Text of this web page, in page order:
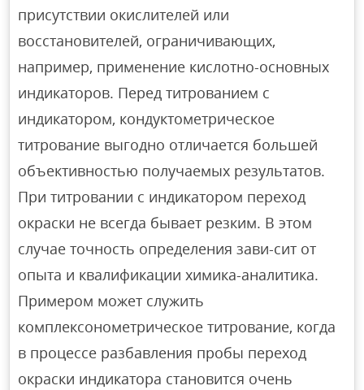
присутствии окислителей или
восстановителей, ограничивающих,
например, применение кислотно-основных
индикаторов. Перед титрованием с
индикатором, кондуктометрическое
титрование выгодно отличается большей
объективностью получаемых результатов.
При титровании с индикатором переход
окраски не всегда бывает резким. В этом
случае точность определения зави-сит от
опыта и квалификации химика-аналитика.
Примером может служить
комплексонометрическое титрование, когда
в процессе разбавления пробы переход
окраски индикатора становится очень